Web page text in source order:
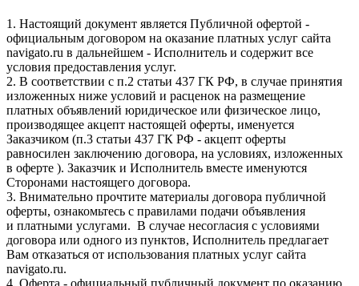
1. Настоящий документ является Публичной офертой -
официальным договором на оказание платных услуг сайта
navigato.ru в дальнейшем - Исполнитель и содержит все
условия предоставления услуг.
2. В соответствии с п.2 статьи 437 ГК РФ, в случае принятия
изложенных ниже условий и расценок на размещение
платных объявлений юридическое или физическое лицо,
производящее акцепт настоящей оферты, именуется
Заказчиком (п.3 статьи 437 ГК РФ - акцепт оферты
равносилен заключению договора, на условиях, изложенных
в оферте ). Заказчик и Исполнитель вместе именуются
Сторонами настоящего договора.
3. Внимательно прочтите материалы договора публичной
оферты, ознакомьтесь с правилами подачи объявления
и платными услугами. В случае несогласия с условиями
договора или одного из пунктов, Исполнитель предлагает
Вам отказаться от использования платных услуг сайта
navigato.ru.
4. Оферта - официальный публичный документ по оказанию